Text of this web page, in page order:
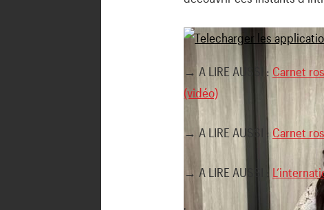
→ A LIRE AUSSI : Carnet
(vidéo)
→ A LIRE AUSSI : Carnet
→ A LIRE AUSSI :